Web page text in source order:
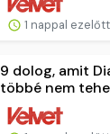
1 nappal ezelőtt
9 dolog, amit
többé nem